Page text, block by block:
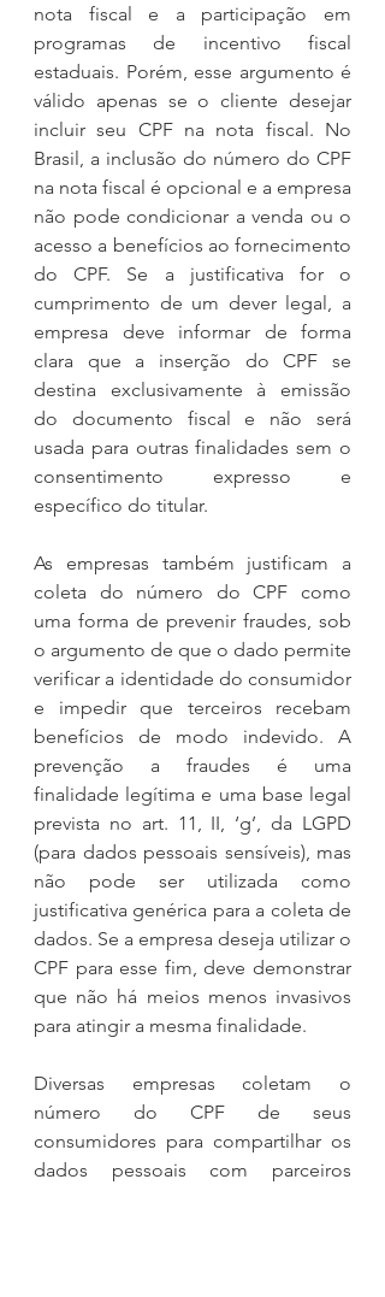
nota fiscal e a participação em
programas de incentivo fiscal
estaduais. Porém, esse argumento é
válido apenas se o cliente desejar
incluir seu CPF na nota fiscal. No
Brasil, a inclusão do número do CPF
na nota fiscal é opcional e a empresa
não pode condicionar a venda ou o
acesso a benefícios ao fornecimento
do CPF. Se a justificativa for o
cumprimento de um dever legal, a
empresa deve informar de forma
clara que a inserção do CPF se
destina exclusivamente à emissão
do documento fiscal e não será
usada para outras finalidades sem o
consentimento expresso e
específico do titular.
As empresas também justificam a
coleta do número do CPF como
uma forma de prevenir fraudes, sob
o argumento de que o dado permite
verificar a identidade do consumidor
e impedir que terceiros recebam
benefícios de modo indevido. A
prevenção a fraudes é uma
finalidade legítima e uma base legal
prevista no art. 11, II, ‘g’, da LGPD
(para dados pessoais sensíveis), mas
não pode ser utilizada como
justificativa genérica para a coleta de
dados. Se a empresa deseja utilizar o
CPF para esse fim, deve demonstrar
que não há meios menos invasivos
para atingir a mesma finalidade.
Diversas empresas coletam o
número do CPF de seus
consumidores para compartilhar os
dados pessoais com parceiros